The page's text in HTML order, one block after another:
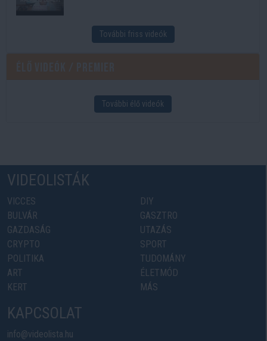
További friss videók
További élő videók
VIDEOLISTÁK
VICCES
BULVÁR
GAZDASÁG
CRYPTO
POLITIKA
ART
KERT
DIY
GASZTRO
UTAZÁS
SPORT
TUDOMÁNY
ÉLETMÓD
MÁS
KAPCSOLAT
info@videolista.hu